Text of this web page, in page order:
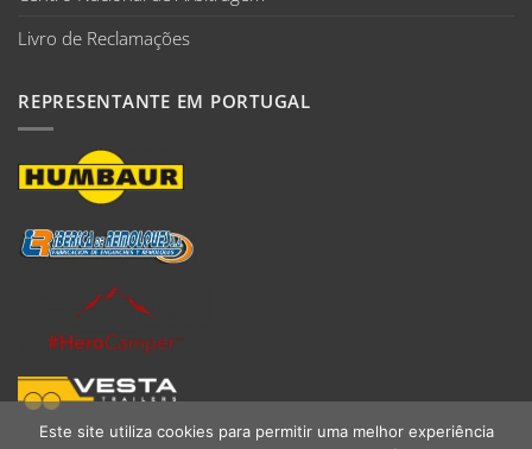
Livro de Reclamações
REPRESENTANTE EM PORTUGAL
Este site utiliza cookies para permitir uma melhor experiência